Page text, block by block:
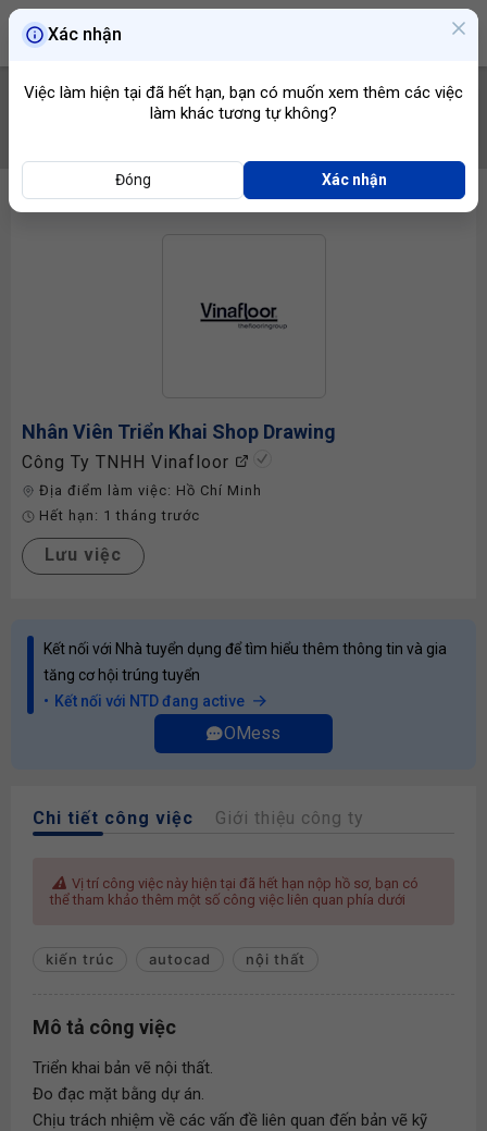
Nhân Viên Triển Khai Shop Drawing
Công Ty TNHH Vinafloor
Địa điểm làm việc: Hồ Chí Minh
Hết hạn: 1 tháng trước
Lưu việc
Kết nối với Nhà tuyển dụng để tìm hiểu thêm thông tin và gia
tăng cơ hội trúng tuyển
Kết nối với NTD đang active
OMess
Chi tiết công việc Giới thiệu công ty
Vị trí công việc này hiện tại đã hết hạn nộp hồ sơ, bạn có
thể tham khảo thêm một số công việc liên quan phía dưới
kiến trúc autocad nội thất
Mô tả công việc
Triển khai bản vẽ nội thất.
Đo đạc mặt bằng dự án.
Chịu trách nhiệm về các vấn đề liên quan đến bản vẽ kỹ
Xác nhận
Việc làm hiện tại đã hết hạn, bạn có muốn xem thêm các việc
làm khác tương tự không?
Đóng Xác nhận